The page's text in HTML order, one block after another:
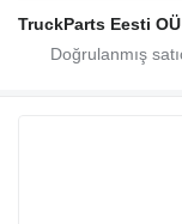
TruckParts Eesti OÜ